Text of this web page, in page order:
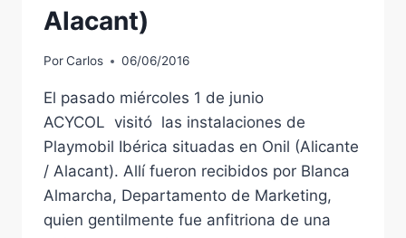
HASTA
EL
DE
DE
2018.
Alacant)
PorCarlos 06/06/2016
El pasado miércoles 1 de junio
ACYCOL visitó las instalaciones de
Playmobil Ibérica situadas en Onil (Alicante
/ Alacant). Allí fueron recibidos por Blanca
Almarcha, Departamento de Marketing,
quien gentilmente fue anfitriona de una